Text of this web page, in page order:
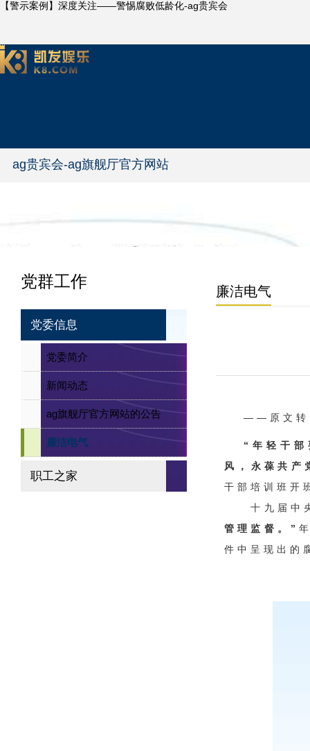
【警示案例】深度关注——警惕腐败低龄化-ag贵宾会
ag贵宾会-ag旗舰厅官方网站
党群工作
党委信息
党委简介
新闻动态
ag旗舰厅官方网站的公告
廉洁电气
职工之家
廉洁电气
——原文转
“年轻干
风，永葆共产
干部培训班开
十九届中央
管理监督。”
件中呈现出的